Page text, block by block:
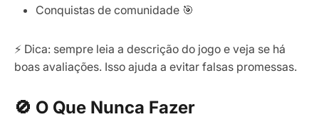
Conquistas de comunidade 🎯
⚡ Dica: sempre leia a descrição do jogo e veja se há
boas avaliações. Isso ajuda a evitar falsas promessas.
🚫 O Que Nunca Fazer